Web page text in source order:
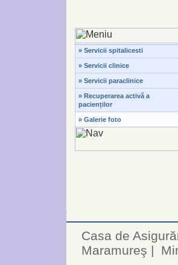
» Servicii spitalicesti
» Servicii clinice
» Servicii paraclinice
» Recuperarea activă a
pacienților
» Galerie foto
Casa de
Maramureş |